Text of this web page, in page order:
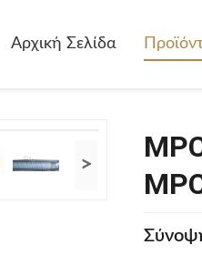
Αρχική Σελίδα
>